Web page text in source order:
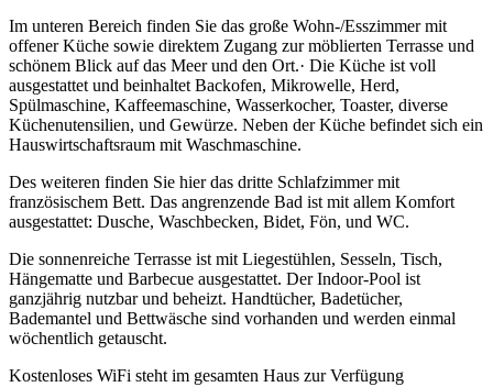
Im unteren Bereich finden Sie das große Wohn-/Esszimmer mit
offener Küche sowie direktem Zugang zur möblierten Terrasse und
schönem Blick auf das Meer und den Ort.· Die Küche ist voll
ausgestattet und beinhaltet Backofen, Mikrowelle, Herd,
Spülmaschine, Kaffeemaschine, Wasserkocher, Toaster, diverse
Küchenutensilien, und Gewürze. Neben der Küche befindet sich ein
Hauswirtschaftsraum mit Waschmaschine.
Des weiteren finden Sie hier das dritte Schlafzimmer mit
französischem Bett. Das angrenzende Bad ist mit allem Komfort
ausgestattet: Dusche, Waschbecken, Bidet, Fön, und WC.
Die sonnenreiche Terrasse ist mit Liegestühlen, Sesseln, Tisch,
Hängematte und Barbecue ausgestattet. Der Indoor-Pool ist
ganzjährig nutzbar und beheizt. Handtücher, Badetücher,
Bademantel und Bettwäsche sind vorhanden und werden einmal
wöchentlich getauscht.
Kostenloses WiFi steht im gesamten Haus zur Verfügung